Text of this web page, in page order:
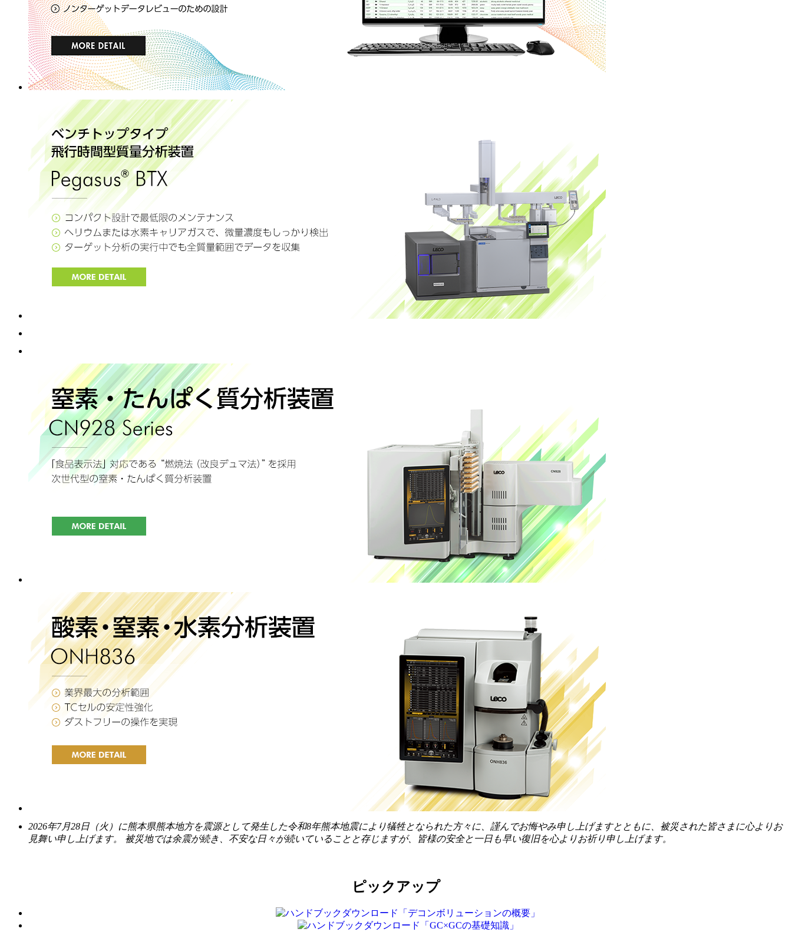
2026年7月28日（火）に熊本県熊本地方を震源として発生した令和8年熊本地震により犠牲となられた方々に、謹んでお悔やみ申し上げますとともに、被災された皆さまに心よりお
見舞い申し上げます。 被災地では余震が続き、不安な日々が続いていることと存じますが、皆様の安全と一日も早い復旧を心よりお祈り申し上げます。
ピックアップ